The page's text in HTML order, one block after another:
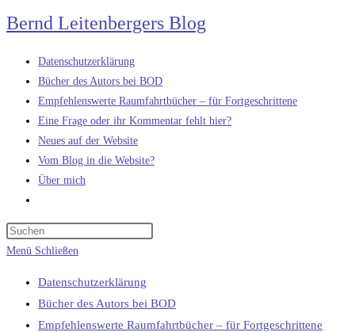
Zum
Inhalt
springen
Bernd Leitenbergers Blog
Datenschutzerklärung
Bücher des Autors bei BOD
Empfehlenswerte Raumfahrtbücher – für Fortgeschrittene
Eine Frage oder ihr Kommentar fehlt hier?
Neues auf der Website
Vom Blog in die Website?
Über mich
umschalten
Menü Schließen
Datenschutzerklärung
Bücher des Autors bei BOD
Empfehlenswerte Raumfahrtbücher – für Fortgeschrittene